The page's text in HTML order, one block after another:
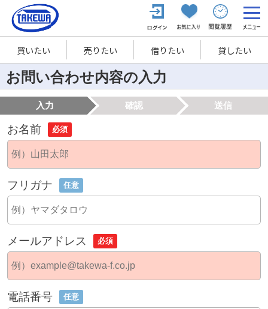
買いたい 売りたい 借りたい 貸したい
お問い合わせ内容の入力
入力 確認 送信
お名前 必須
フリガナ 任意
メールアドレス 必須
電話番号 任意